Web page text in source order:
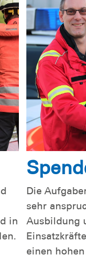
in
Die
sehr
Ausbildung
einen